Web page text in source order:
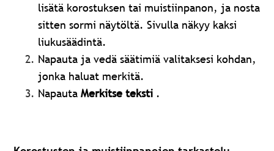
lisätä korostuksen tai muistiinpanon, ja nosta
sitten sormi näytöltä. Sivulla näkyy kaksi
liukusäädintä.
Napauta ja vedä säätimiä valitaksesi kohdan,
jonka haluat merkitä.
NapautaMerkitse teksti .